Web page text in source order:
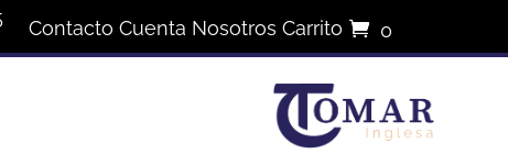
Contacto Cuenta Nosotros Carrito
0
elementos